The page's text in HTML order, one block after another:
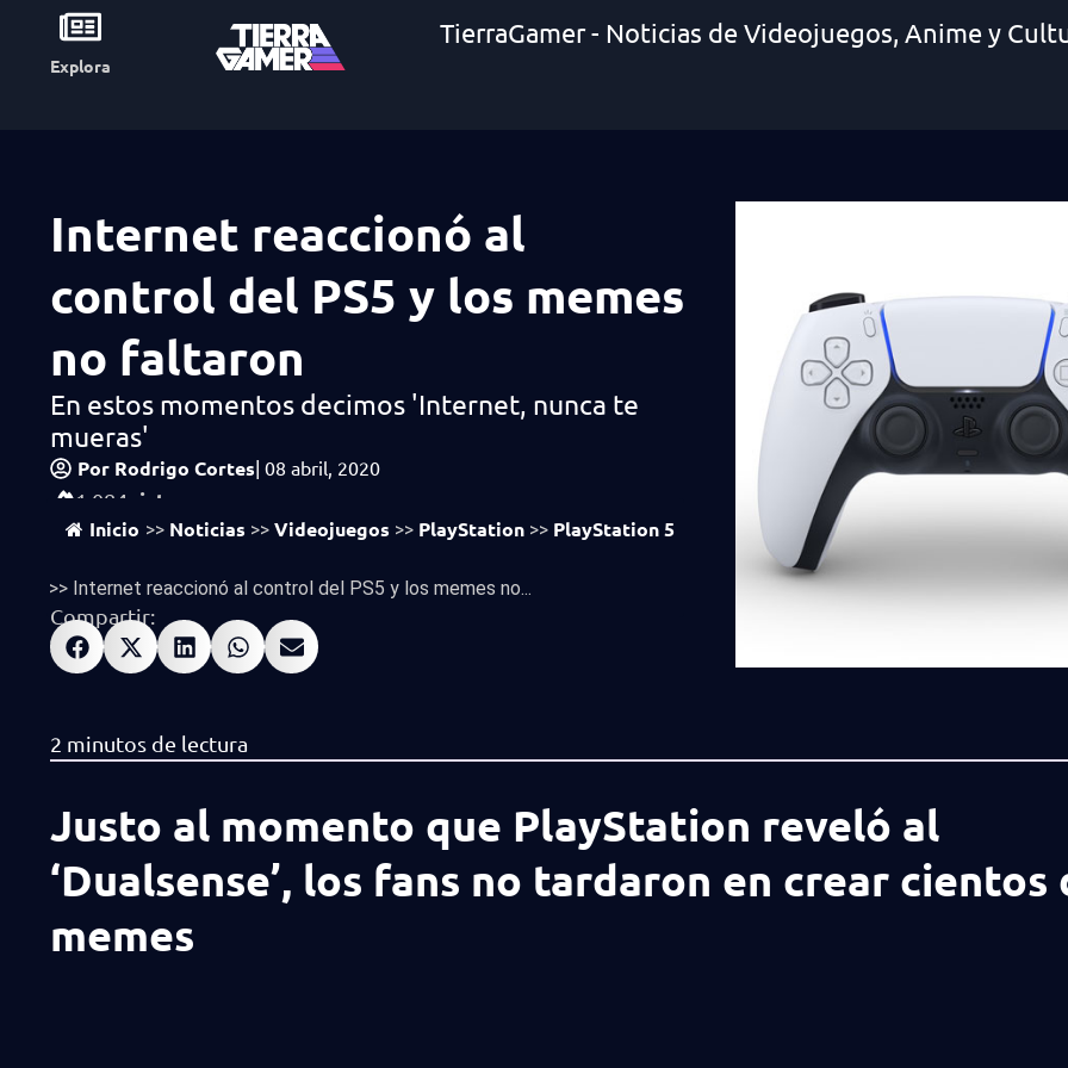
Explora
TierraGamer - Noticias de Videojuegos, Anime y
Internet reaccionó al
control del PS5 y los memes
no faltaron
En estos momentos decimos 'Internet, nunca te
mueras'
Por Rodrigo Cortes| 08 abril, 2020
1,084 vistas
Inicio >> Noticias >> Videojuegos >> PlayStation >> PlayStation 5
>> Internet reaccionó al control del PS5 y los memes no...
Compartir:
Justo al momento que PlayStation reveló al
‘Dualsense’, los fans no tardaron en crear cientos
memes